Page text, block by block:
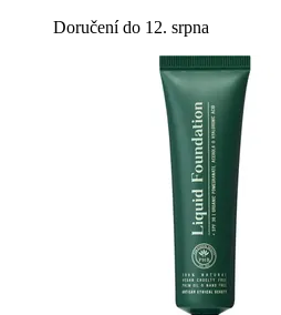
Doručení do 12. srpna